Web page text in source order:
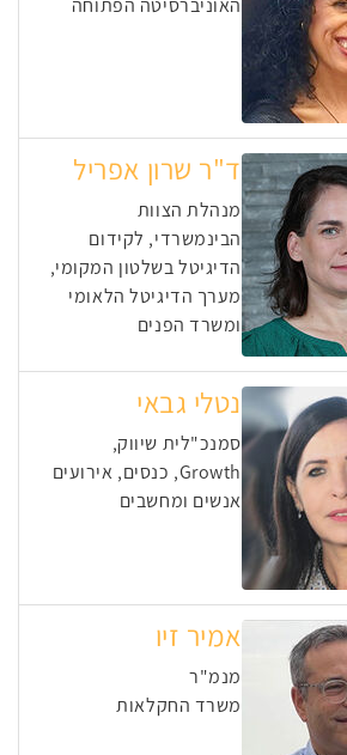
האוניברסיטה הפתוחה
ד"ר שרון אפריל
מנהלת הצוות
הבינמשרדי, לקידום
הדיגיטל בשלטון המקומי,
מערך הדיגיטל הלאומי
ומשרד הפנים
נטלי גבאי
סמנכ"לית שיווק,
Growth, כנסים, אירועים
אנשים ומחשבים
אמיר זיו
מנמ"ר
משרד החקלאות